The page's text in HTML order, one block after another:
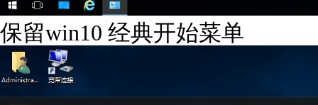
保留win10 经典开始菜单